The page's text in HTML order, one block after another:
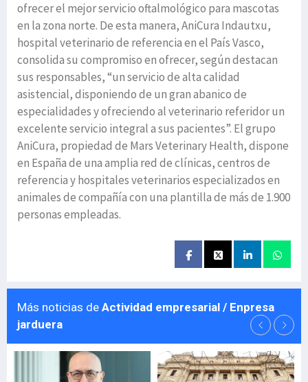
ofrecer el mejor servicio oftalmológico para mascotas
en la zona norte. De esta manera, AniCura Indautxu,
hospital veterinario de referencia en el País Vasco,
consolida su compromiso en ofrecer, según destacan
sus responsables, “un servicio de alta calidad
asistencial, disponiendo de un gran abanico de
especialidades y ofreciendo al veterinario referidor un
excelente servicio integral a sus pacientes”. El grupo
AniCura, propiedad de Mars Veterinary Health, dispone
en España de una amplia red de clínicas, centros de
referencia y hospitales veterinarios especializados en
animales de compañía con una plantilla de más de 1.900
personas empleadas.
Más noticias de Actividad empresarial / Enpresa
jarduera